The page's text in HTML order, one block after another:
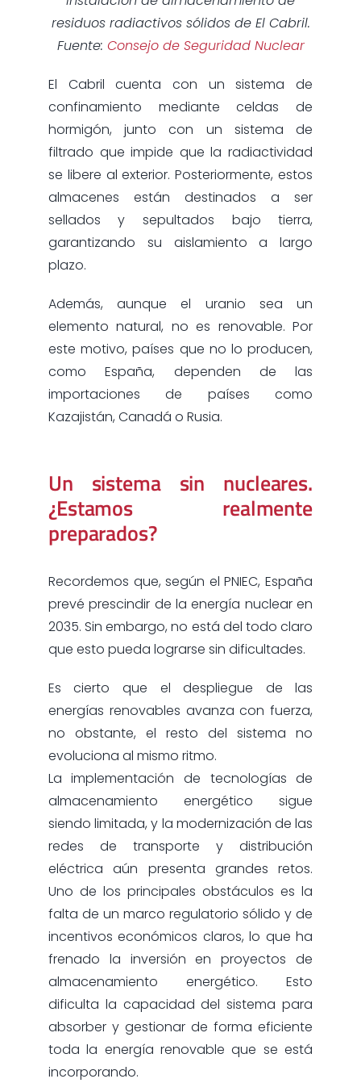
residuos radiactivos sólidos de El Cabril.
Fuente: Consejo de Seguridad Nuclear
El Cabril cuenta con un sistema de
confinamiento mediante celdas de
hormigón, junto con un sistema de
filtrado que impide que la radiactividad
se libere al exterior. Posteriormente, estos
almacenes están destinados a ser
sellados y sepultados bajo tierra,
garantizando su aislamiento a largo
plazo.
Además, aunque el uranio sea un
elemento natural, no es renovable. Por
este motivo, países que no lo producen,
como España, dependen de las
importaciones de países como
Kazajistán, Canadá o Rusia.
Un sistema sin nucleares.
¿Estamos realmente
preparados?
Recordemos que, según el PNIEC, España
prevé prescindir de la energía nuclear en
2035. Sin embargo, no está del todo claro
que esto pueda lograrse sin dificultades.
Es cierto que el despliegue de las
energías renovables avanza con fuerza,
no obstante, el resto del sistema no
evoluciona al mismo ritmo.
La implementación de tecnologías de
almacenamiento energético sigue
siendo limitada, y la modernización de las
redes de transporte y distribución
eléctrica aún presenta grandes retos.
Uno de los principales obstáculos es la
falta de un marco regulatorio sólido y de
incentivos económicos claros, lo que ha
frenado la inversión en proyectos de
almacenamiento energético. Esto
dificulta la capacidad del sistema para
absorber y gestionar de forma eficiente
toda la energía renovable que se está
incorporando.